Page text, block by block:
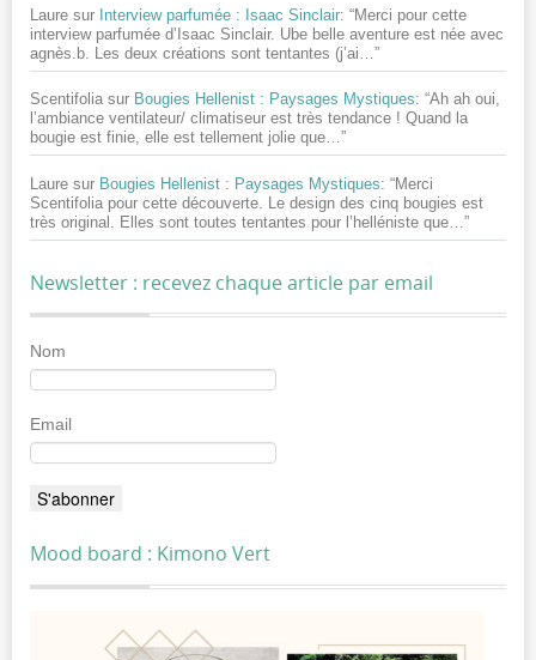
Laure sur Interview parfumée : Isaac Sinclair: “Merci pour cette
interview parfumée d’Isaac Sinclair. Ube belle aventure est née avec
agnès.b. Les deux créations sont tentantes (j’ai…”
Scentifolia sur Bougies Hellenist : Paysages Mystiques: “Ah ah oui,
l’ambiance ventilateur/ climatiseur est très tendance ! Quand la
bougie est finie, elle est tellement jolie que…”
Laure sur Bougies Hellenist : Paysages Mystiques: “Merci
Scentifolia pour cette découverte. Le design des cinq bougies est
très original. Elles sont toutes tentantes pour l’helléniste que… ”
Newsletter : recevez chaque article par email
Nom
Email
Mood board : Kimono Vert